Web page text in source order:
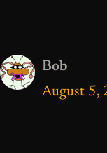
Bob
August 5,